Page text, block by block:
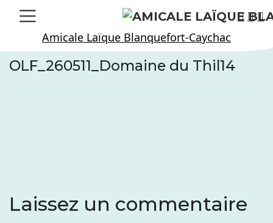
Skip
Amicale Laïque Blanquefort-Caychac
OLF_260511_Domaine du Thil14
Laissez un commentaire